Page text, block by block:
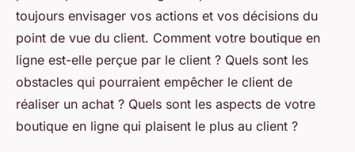
toujours envisager vos actions et vos décisions du
point de vue du client. Comment votre boutique en
ligne est-elle perçue par le client ? Quels sont les
obstacles qui pourraient empêcher le client de
réaliser un achat ? Quels sont les aspects de votre
boutique en ligne qui plaisent le plus au client ?